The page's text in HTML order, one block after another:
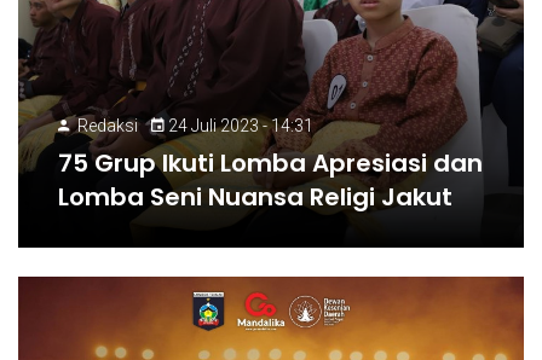
Redaksi 24 Juli 2023 - 14:31
75 Grup Ikuti Lomba Apresiasi dan
Lomba Seni Nuansa Religi Jakut